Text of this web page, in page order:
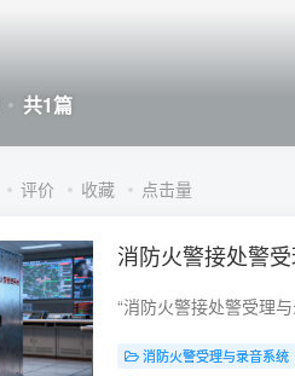
共1篇
评价 收藏 点击量
消防火警接处警
消防火警受理与录音系统